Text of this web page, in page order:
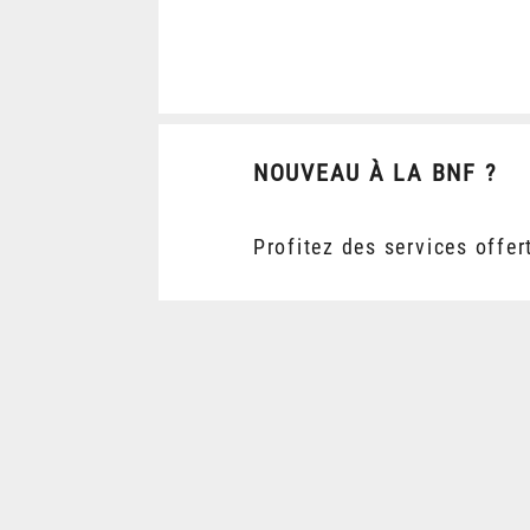
NOUVEAU À LA BNF ?
Profitez des services